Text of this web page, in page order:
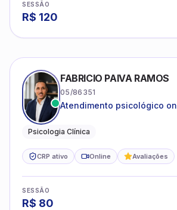
SESSÃO
R$ 120
FABRICIO PAIVA RAMOS
05/86351
Atendimento psicológico
Psicologia Clínica
CRP ativo Online Avaliações
SESSÃO
R$ 80